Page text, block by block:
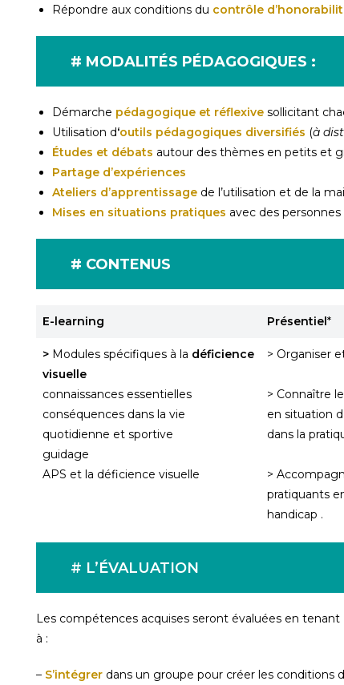
Répondre aux conditions du contrôle
# MODALITÉS PÉDAGOGIQUES :
Démarche pédagogique et réflexive sollicitant
Utilisation d‘outils pédagogiques diversifiés (à
Études et débats autour des thèmes en petits et
Partage d’expériences
Ateliers d’apprentissage de l’utilisation et de la
Mises en situations pratiques avec des
# CONTENUS
E-learning Présentiel*
> Modules spécifiques à la déficience
visuelle
connaissances essentielles
conséquences dans la vie
quotidienne et sportive
guidage
APS et la déficience visuelle
> Organiser
> Connaître
en situation
dans la
>
pratiquants
handicap .
# L’ÉVALUATION
Les compétences acquises seront évaluées en
à :
– S’intégrer dans un groupe pour créer les